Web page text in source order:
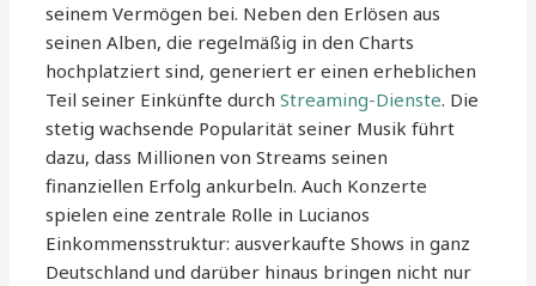
seinem Vermögen bei. Neben den Erlösen aus
seinen Alben, die regelmäßig in den Charts
hochplatziert sind, generiert er einen erheblichen
Teil seiner Einkünfte durchStreaming-Dienste. Die
stetig wachsende Popularität seiner Musik führt
dazu, dass Millionen von Streams seinen
finanziellen Erfolg ankurbeln. Auch Konzerte
spielen eine zentrale Rolle in Lucianos
Einkommensstruktur: ausverkaufte Shows in ganz
Deutschland und darüber hinaus bringen nicht nur